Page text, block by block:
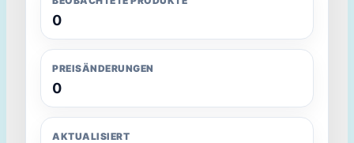
0
PREISÄNDERUNGEN
0
AKTUALISIERT